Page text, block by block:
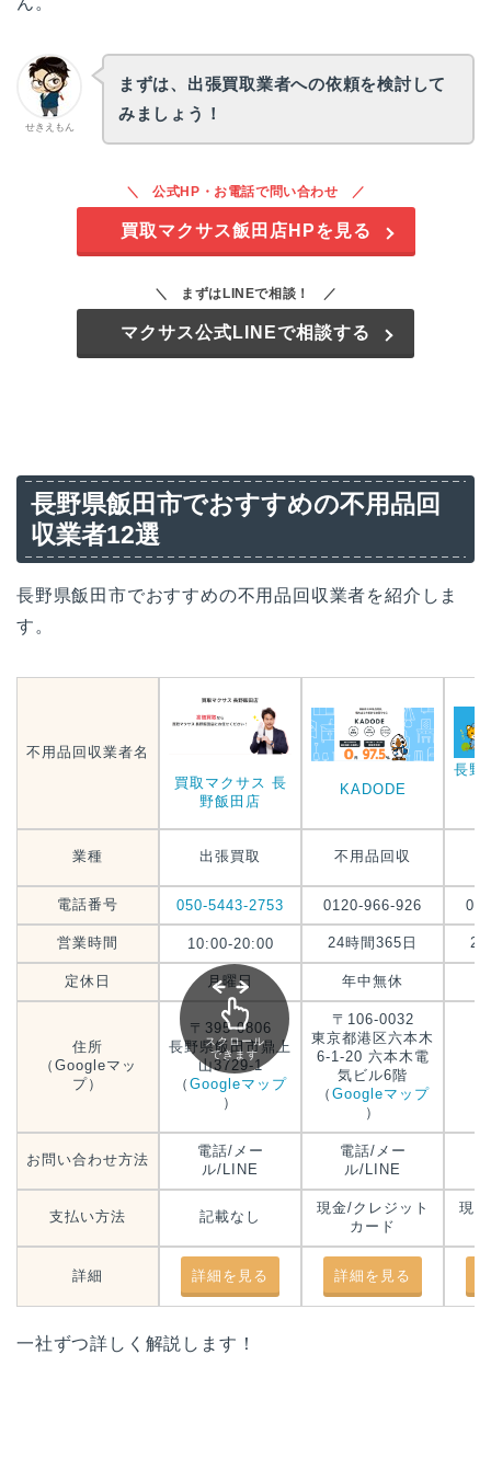
せきえもん
まずは、出張買取業者への依頼を検討して
みましょう！
公式HP・お電話で問い合わせ
買取マクサス飯田店HPを見る
まずはLINEで相談！
マクサス公式LINEで相談する
長野県飯田市でおすすめの不用品回
収業者12選
長野県飯田市でおすすめの不用品回収業者を紹介しま
す。
不用品回収業者名
買取マクサス 長
野飯田店
KADODE
長野
業種 出張買取 不用品回収
電話番号 050-5443-2753 0120-966-926
営業時間 10:00-20:00 24時間365日 24
定休日 月曜日 年中無休
住所
（Googleマッ
プ）
〒395-0806
長野県飯田市鼎上
山3729-1
（ Googleマップ
）
〒106-0032
東京都港区六本木
6-1-20 六本木電
気ビル6階
（ Googleマップ
）
お問い合わせ方法
電話/メー
ル/LINE
電話/メー
ル/LINE
支払い方法 記載なし
現金/クレジット
カード
現
詳細 詳細を見る 詳細を見る
スクロール
できます
一社ずつ詳しく解説します！